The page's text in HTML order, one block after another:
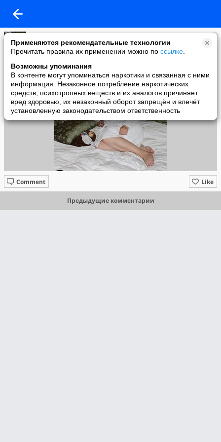
Применяются рекомендательные технологии
Прочитать правила их применении можно по ссылке
Возможны упоминания
В контенте могут упоминаться наркотики и связанная с ними
информация. Незаконное потребление наркотических
средств, психотропных веществ и их аналогов причиняет
вред здоровью, их незаконный оборот запрещён и влечёт
установленную законодательством ответственность
БАА
added a photo
06 Aug в 14:40
Like
Comment
Предыдущие комментарии